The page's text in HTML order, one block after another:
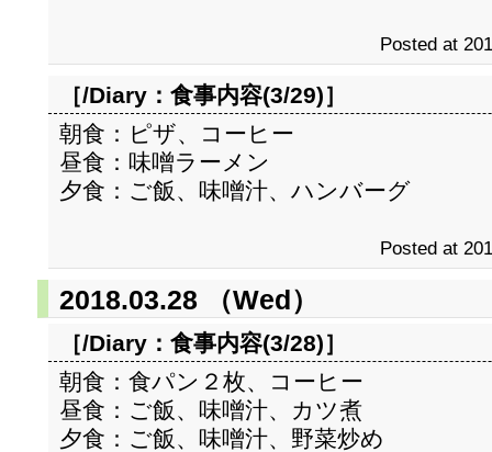
Posted at
［/Diary： 食事内容(3/29)］
朝食：ピザ、コーヒー
昼食：味噌ラーメン
夕食：ご飯、味噌汁、ハンバーグ
Posted at
2018.03.28 （Wed）
［/Diary： 食事内容(3/28)］
朝食：食パン２枚、コーヒー
昼食：ご飯、味噌汁、カツ煮
夕食：ご飯、味噌汁、野菜炒め